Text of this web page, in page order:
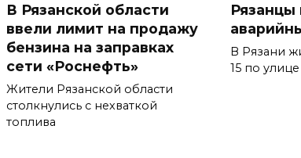
В Рязанской области
ввели лимит на продажу
бензина на заправках
сети «Роснефть»
Жители Рязанской области
столкнулись с нехваткой
топлива
Рязанцы
В Рязани
15 по